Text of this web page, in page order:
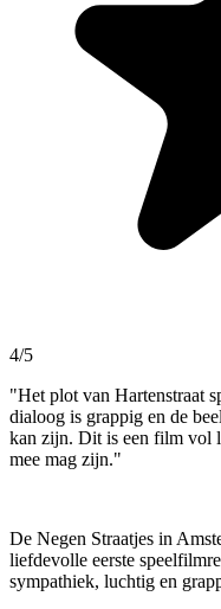
4/5
"Het plot van Hartenstraat
dialoog is grappig en de
kan zijn. Dit is een film vol
mee mag zijn."
De Negen Straatjes in
liefdevolle eerste
sympathiek, luchtig en